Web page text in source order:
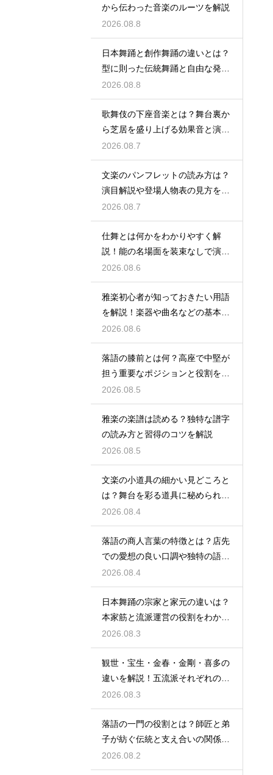
から伝わった音楽のルーツを解説
2026.08.8
日本舞踊と創作舞踊の違いとは？
型に則った伝統舞踊と自由な発想
の新作ダンス！表現の枠組みや題
材の違いを解説
2026.08.8
歌舞伎の下座音楽とは？舞台裏か
ら芝居を盛り上げる効果音と演奏
を解説
2026.08.7
文楽のパンフレットの読み方は？
演目解説や登場人物表の見方をわ
かりやすく紹介
2026.08.7
仕舞とは何かをわかりやすく解
説！能の名場面を装束なしで演じ
る独特な舞台の魅力に迫る
2026.08.6
雅楽初心者が知っておきたい用語
を解説！楽器や曲名などの基本を
やさしく紹介、これで専門用語も
怖くない
2026.08.6
落語の膝前とは何？高座で中堅が
担う重要なポジションと役割を解
説
2026.08.5
雅楽の楽譜は読める？独特な譜字
の読み方と習得のコツを解説
2026.08.5
文楽の小道具の細かい見どころと
は？舞台を彩る道具に秘められた
意味や豆知識を徹底解説
2026.08.4
落語の商人言葉の特徴とは？店先
での愛想の良い口調や独特の語尾
など、その言い回しの特徴を解説
2026.08.4
日本舞踊の宗家と家元の違いは？
本家筋と流派運営の役割をわかり
やすく解説
2026.08.3
観世・宝生・金春・金剛・喜多の
違いを解説！五流派それぞれの成
り立ちと芸風の特徴に迫る
2026.08.3
落語の一門の役割とは？師匠と弟
子が紡ぐ伝統と支え合いの関係を
解説
2026.08.2